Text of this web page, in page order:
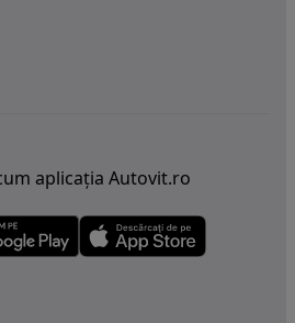
aplicația Autovit.ro